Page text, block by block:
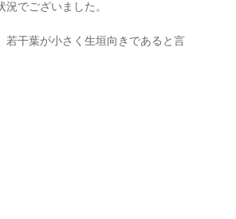
でございました。
若干葉が小さく生垣向きであると言